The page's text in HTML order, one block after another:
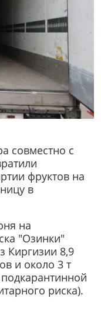
совместно с
фруктов на
в
на
"Озинки"
Киргизии 8,9
и около 3 т
подкарантинной
риска).